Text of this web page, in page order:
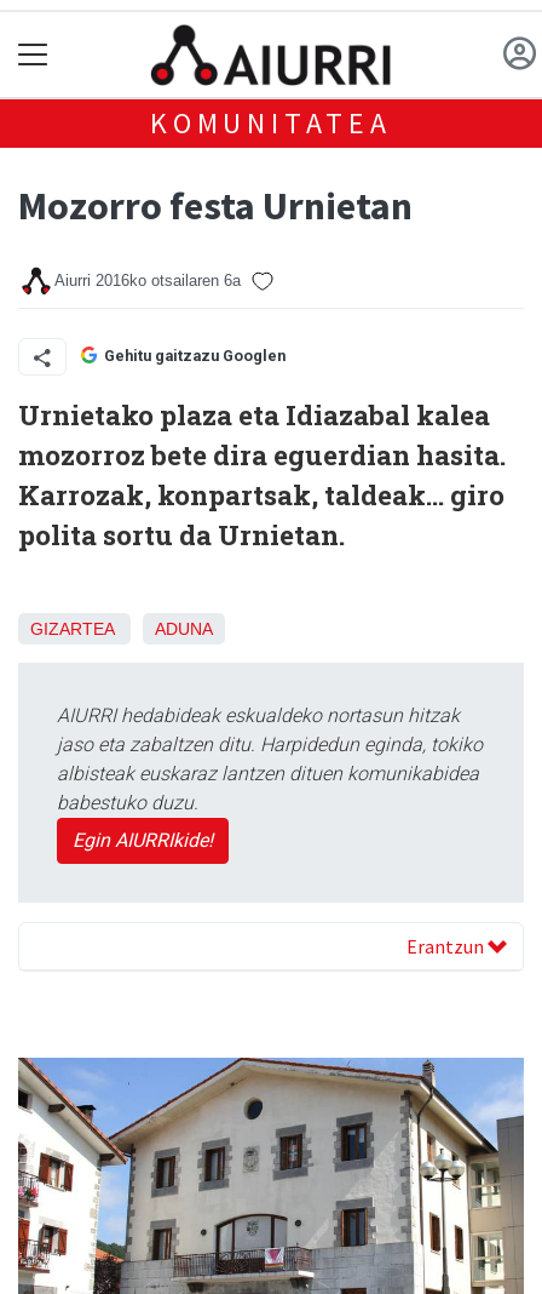
KOMUNITATEA
Mozorro festa Urnietan
Aiurri 2016ko otsailaren 6a
Gehitu gaitzazu Googlen
Urnietako plaza eta Idiazabal kalea
mozorroz bete dira eguerdian hasita.
Karrozak, konpartsak, taldeak... giro
polita sortu da Urnietan.
GIZARTEA ADUNA
AIURRI hedabideak eskualdeko nortasun hitzak
jaso eta zabaltzen ditu. Harpidedun eginda, tokiko
albisteak euskaraz lantzen dituen komunikabidea
babestuko duzu.
Egin AIURRIkide!
Erantzun